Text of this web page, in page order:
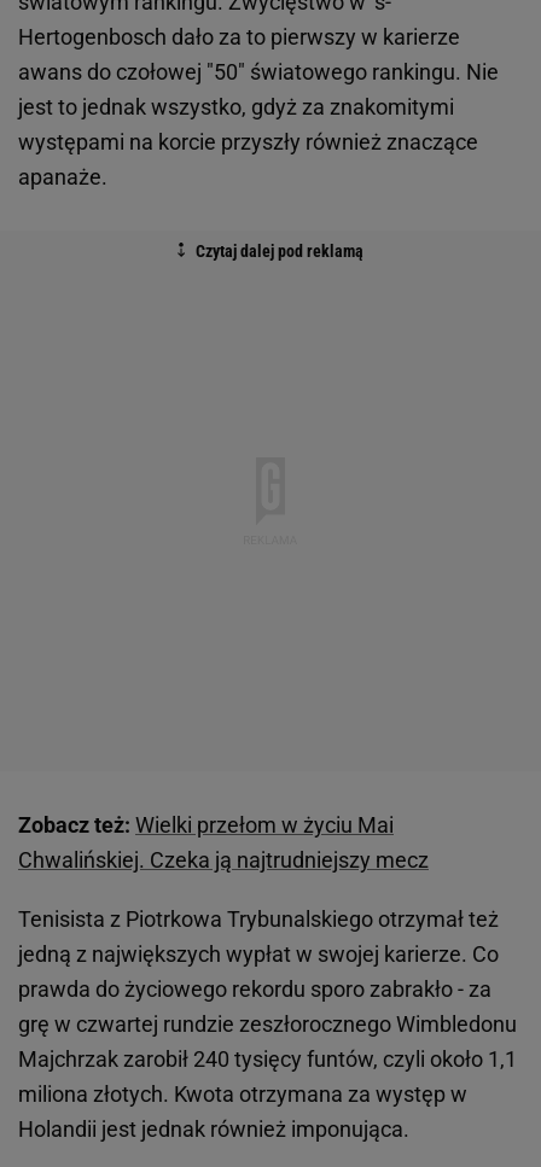
Hertogenbosch dało za to pierwszy w karierze
awans do czołowej "50" światowego rankingu. Nie
jest to jednak wszystko, gdyż za znakomitymi
występami na korcie przyszły również znaczące
apanaże.
Zobacz też: Wielki przełom w życiu Mai
Chwalińskiej. Czeka ją najtrudniejszy mecz
Tenisista z Piotrkowa Trybunalskiego otrzymał też
jedną z największych wypłat w swojej karierze. Co
prawda do życiowego rekordu sporo zabrakło - za
grę w czwartej rundzie zeszłorocznego Wimbledonu
Majchrzak zarobił 240 tysięcy funtów, czyli około 1,1
miliona złotych. Kwota otrzymana za występ w
Holandii jest jednak również imponująca.